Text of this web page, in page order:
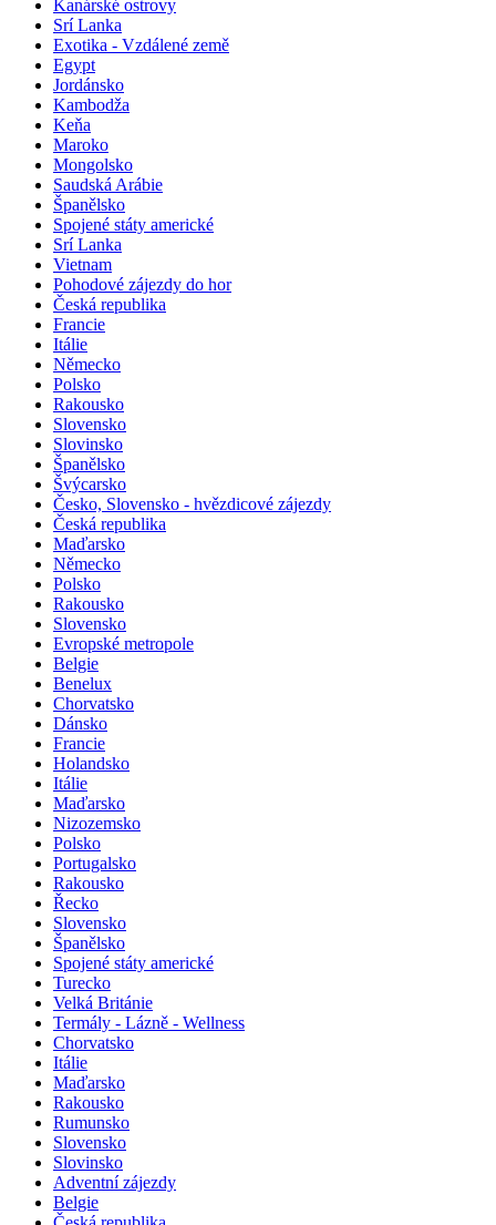
Kanárské ostrovy
Srí Lanka
Exotika - Vzdálené země
Egypt
Jordánsko
Kambodža
Keňa
Maroko
Mongolsko
Saudská Arábie
Španělsko
Spojené státy americké
Srí Lanka
Vietnam
Pohodové zájezdy do hor
Česká republika
Francie
Itálie
Německo
Polsko
Rakousko
Slovensko
Slovinsko
Španělsko
Švýcarsko
Česko, Slovensko - hvězdicové zájezdy
Česká republika
Maďarsko
Německo
Polsko
Rakousko
Slovensko
Evropské metropole
Belgie
Benelux
Chorvatsko
Dánsko
Francie
Holandsko
Itálie
Maďarsko
Nizozemsko
Polsko
Portugalsko
Rakousko
Řecko
Slovensko
Španělsko
Spojené státy americké
Turecko
Velká Británie
Termály - Lázně - Wellness
Chorvatsko
Itálie
Maďarsko
Rakousko
Rumunsko
Slovensko
Slovinsko
Adventní zájezdy
Belgie